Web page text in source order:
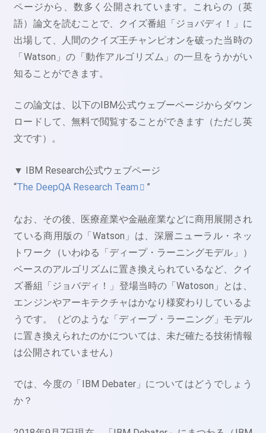
ページから、数多く公開されています。これらの（英
語）論文を読むことで、クイズ番組「ジョバディ！」に
出場して、人間のクイズ王チャンピオンを破った当時の
「Watson」の「動作アルゴリズム」の一旦をうかがい
知ることができます。
この論文は、以下のIBM公式ウェブーページからダウン
ロードして、無料で閲覧することができます（ただし英
文です）。
▼ IBM Research公式ウェブページ
“The DeepQA Research Team ”
なお、その後、医療産業や金融産業などに商用展開され
ている商用版の「Watson」は、深層ニューラル・ネッ
トワーク（いわゆる「ディープ・ラーニングモデル」）
ベースのアルゴリズムに置き換えられているなど、クイ
ズ番組「ジョバディ！」登場当時の「Watoson」とは、
エンジンやアーキテクチャはかなり様変わりしているよ
うです。（どのような「ディープ・ラーニング」モデル
に置き換えられたのかについては、未だ確たる技術情報
は公開されていません）
では、今度の「IBM Debater」についてはどうでしょう
か？